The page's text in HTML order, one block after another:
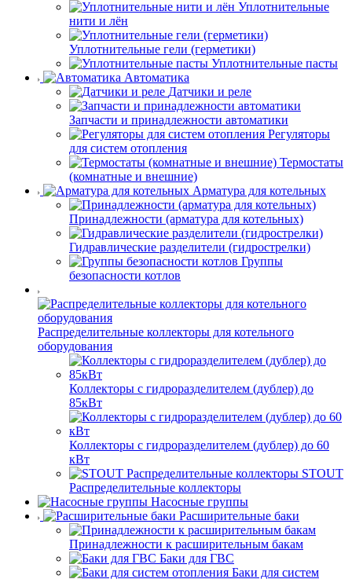
Уплотнительные
нити и лён
Уплотнительные гели (герметики)
Уплотнительные пасты
Автоматика
Датчики и реле
Запчасти и принадлежности автоматики
Регуляторы
для систем отопления
Термостаты
(комнатные и внешние)
Арматура для котельных
Принадлежности (арматура для котельных)
Гидравлические разделители (гидрострелки)
Группы
безопасности котлов
Распределительные коллекторы для котельного
оборудования
Коллекторы с гидроразделителем (дублер) до
85кВт
Коллекторы с гидроразделителем (дублер) до 60
кВт
STOUT
Распределительные коллекторы
Насосные группы
Расширительные баки
Принадлежности к расширительным бакам
Баки для ГВС
Баки для систем